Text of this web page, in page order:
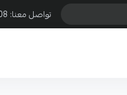
تواصل معنا: